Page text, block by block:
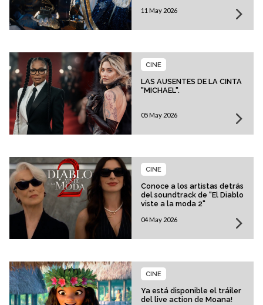
11 May 2026
LAS AUSENTES DE LA CINTA
"MICHAEL".
CINE
05 May 2026
Conoce a los artistas detrás
del soundtrack de "El Diablo
viste a la moda 2"
CINE
04 May 2026
Ya está disponible el tráiler
del live action de Moana!
CINE